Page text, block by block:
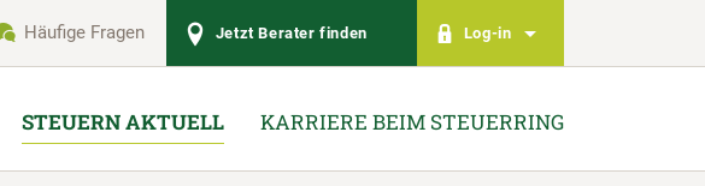
Häufige Fragen Jetzt Berater finden Log-in
STEUERN AKTUELL KARRIERE BEIM STEUERRING